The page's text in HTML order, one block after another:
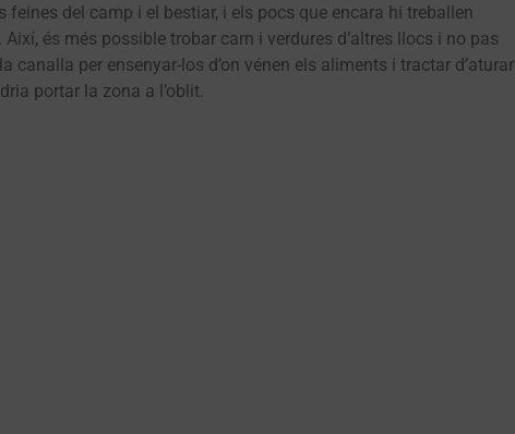
feines del camp i el bestiar, i els pocs que encara hi treballen
és més possible trobar carn i verdures d’altres llocs i no pas
canalla per ensenyar-los d’on vénen els aliments i tractar d’aturar
portar la zona a l’oblit.